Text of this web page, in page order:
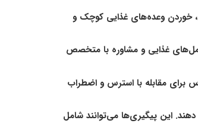
وعده‌های غذایی کوچک و
غذایی و مشاوره با متخصص
برای مقابله با استرس و اضطراب
این پیگیری‌ها می‌توانند شامل